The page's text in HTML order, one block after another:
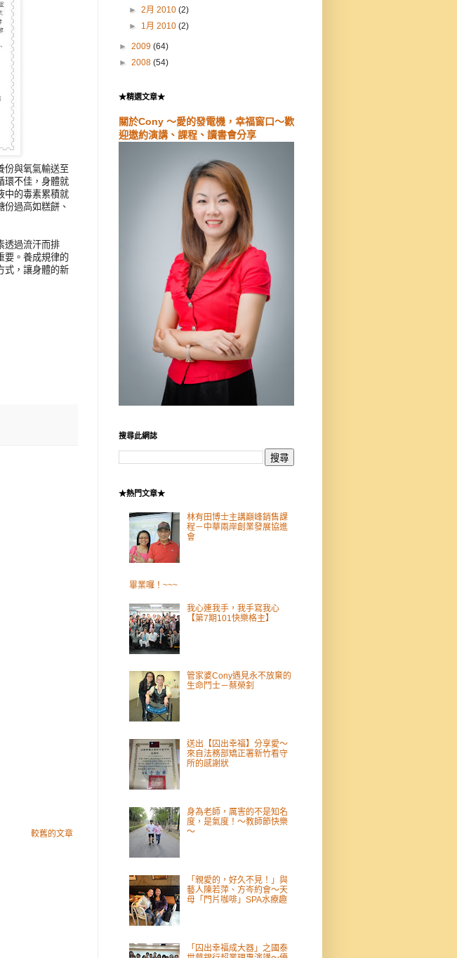
份與氧氣輸送至
環不佳，身體就
中的毒素累積就
過高如糕餅、
透過流汗而排
要。養成規律的
式，讓身體的新
較舊的文章
►2月 2010(2)
► 1月 2010(2)
► 2009 (64)
► 2008 (54)
★精選文章★
關於Cony ～愛的發電機，幸福窗口～歡
迎邀約演講、課程、讀書會分享
搜尋此網誌
★熱門文章★
林有田博士主講巔峰銷售課
程－中華兩岸創業發展協進
會
畢業囉！~~~
我心連我手，我手寫我心
【第7期101快樂格主】
管家婆Cony遇見永不放棄的
生命鬥士－蔡榮釗
送出【囚出幸福】分享愛～
來自法務部矯正署新竹看守
所的感謝狀
身為老師，厲害的不是知名
度，是氣度！～教師節快樂
～
「親愛的，好久不見！」與
藝人陳若萍、方岑約會～天
母「門片咖啡」SPA水療趣
「囚出幸福成大器」之國泰